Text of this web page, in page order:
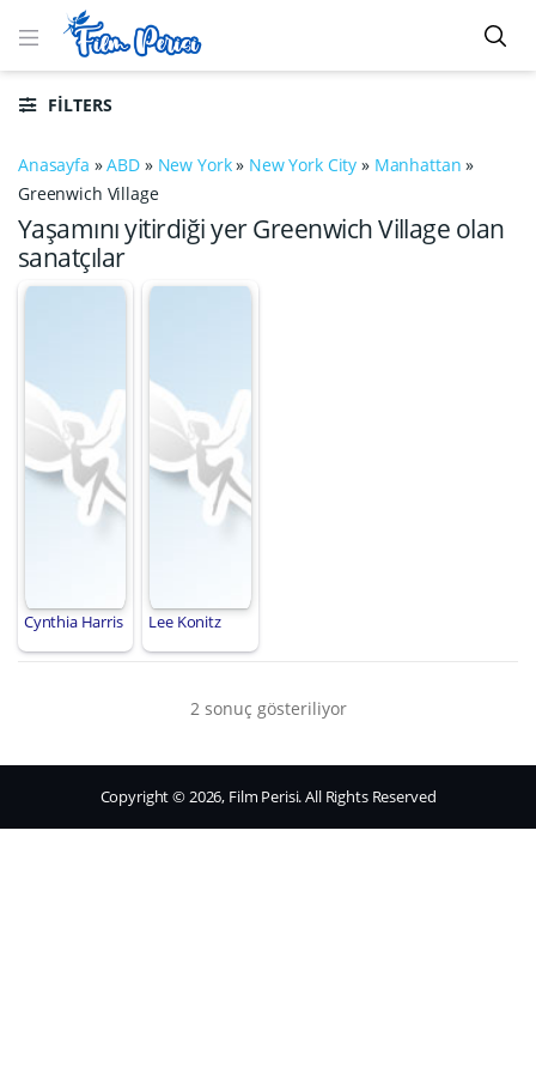
FILTERS
Anasayfa »ABD » New York» New York City » Manhattan »
Greenwich Village
Yaşamını yitirdiği yer Greenwich Village olan
sanatçılar
Cynthia Harris Lee Konitz
2 sonuç gösteriliyor
Copyright © 2026, Film Perisi. All Rights Reserved